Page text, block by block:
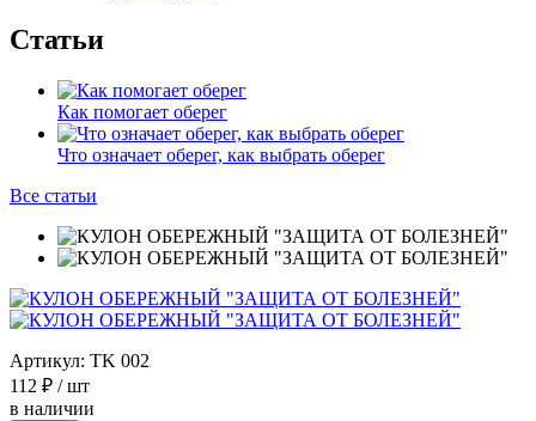
Статьи
Как помогает оберег
Что означает оберег, как выбрать оберег
Все статьи
Артикул: TK 002
112 ₽ / шт
в наличии